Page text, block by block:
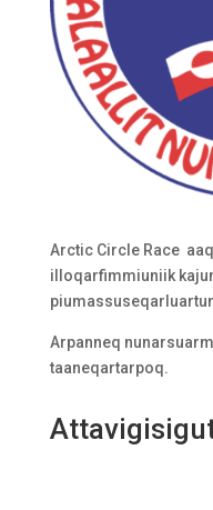
Arctic Circle Race
illoqarfimmiuniik
Arpanneq
taaneqartarpoq.